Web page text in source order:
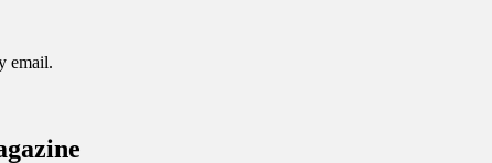
email.